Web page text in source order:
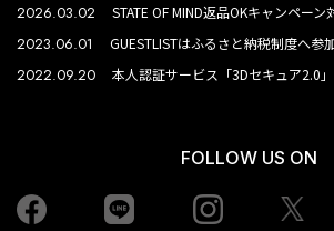
2026.03.02 STATE OF MIND返品OKキャンペーン
2023.06.01 GUESTLISTはふるさと納税制度へ参
2022.09.20 本人認証サービス「3Dセキュア2.0
FOLLOW US ON
Facebook Instagram